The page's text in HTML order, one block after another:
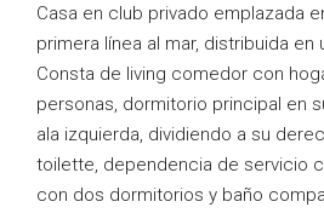
Casa en club privado emplazada
primera línea al mar, distribuida en
Consta de living comedor con
personas, dormitorio principal en
ala izquierda, dividiendo a su
toilette, dependencia de servicio
con dos dormitorios y baño